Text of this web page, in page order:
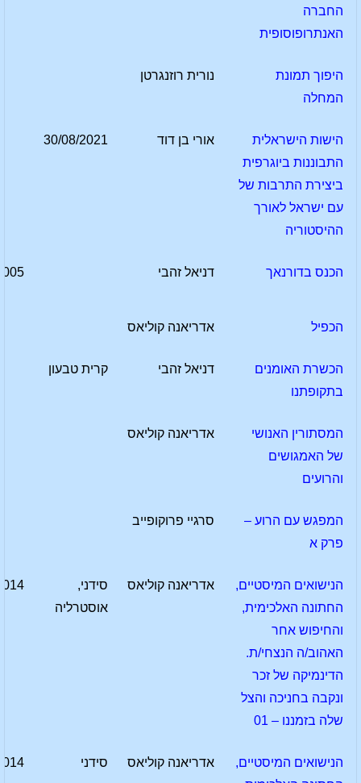
החברה
האנתרופוסופית
היפוך תמונת
המחלה
נורית רוזנגרטן
הישות הישראלית
התבוננות ביוגרפית
ביצירת התרבות של
עם ישראל לאורך
ההיסטוריה
אורי בן דוד 30/08/2021
הכנס בדורנאך דניאל זהבי
הכפיל אדריאנה קוליאס
הכשרת האומנים
בתקופתנו
דניאל זהבי קרית טבעון
המסתורין האנושי
של האמגושים
והרועים
אדריאנה קוליאס
המפגש עם הרוע –
פרק א
סרגיי פרוקופייב
הנישואים המיסטיים,
החתונה האלכימית,
והחיפוש אחר
האהוב/ה הנצחי/ת.
הדינמיקה של זכר
ונקבה בחניכה והצל
שלה בזמננו – 01
אדריאנה קוליאס
סידני,
אוסטרליה
הנישואים המיסטיים,
אדריאנה קוליאס סידני